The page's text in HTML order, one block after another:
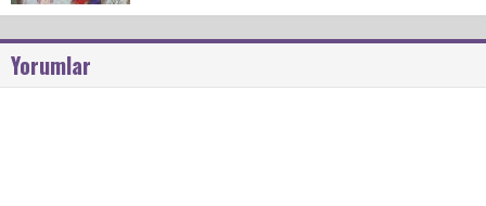
Yorumlar